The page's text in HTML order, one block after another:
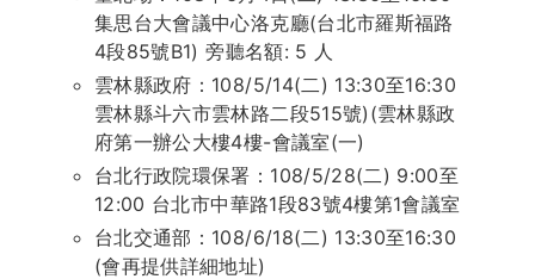
集思台大會議中心洛克廳(台北市羅斯福路
4段85號B1) 旁聽名額: 5 人
雲林縣政府：108/5/14(二) 13:30至16:30
雲林縣斗六市雲林路二段515號)(雲林縣政
府第一辦公大樓4樓-會議室(一)
台北行政院環保署：108/5/28(二) 9:00至
12:00 台北市中華路1段83號4樓第1會議室
台北交通部：108/6/18(二) 13:30至16:30 ​
(會再提供詳細地址)